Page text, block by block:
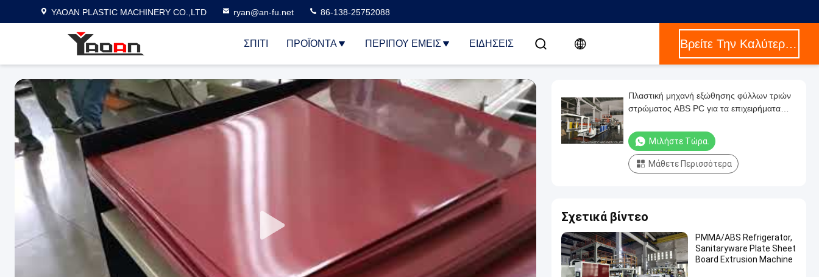
YAOAN PLASTIC MACHINERY CO.,LTD ryan@an-fu.net 86-138-25752088
ΣΠΊΤΙ ΠΡΟΪΌΝΤΑ ΠΕΡΊΠΟΥ ΕΜΕΊΣ ΕΙΔΗΣΕΙΣ Βρείτε Την Καλύτερη Τιμή
Πλαστική μηχανή εξώθησης φύλλων τριών
στρώματος ABS PC για τα επιχειρήματα
Μιλήστε Τώρα.
Μάθετε Περισσότερα
Σχετικά βίντεο
PMMA/ABS Refrigerator,
Sanitaryware Plate Sheet
Board Extrusion Machine